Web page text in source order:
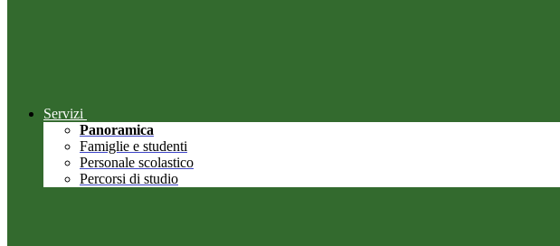
Servizi
Panoramica
Famiglie e studenti
Personale scolastico
Percorsi di studio